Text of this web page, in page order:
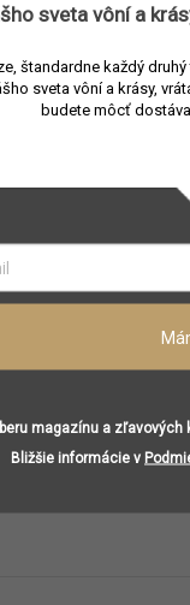
Multi
Porcelán
Levanduľa, tymián,
Céder, pačuli, vanilka
Ambra, dubový
sveta vôní a
štandardne každý
sveta vôní a krásy,
budete môcť
magazínu a zľavových
Bližšie informácie v